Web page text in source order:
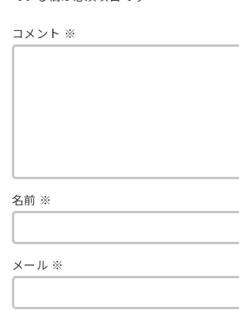
コメント ※
名前 ※
メール ※